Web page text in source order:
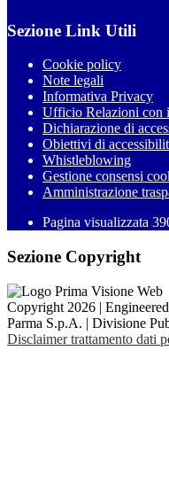
Sezione Link Utili
Cookie policy
Note legali
Informativa Privacy
Ufficio Relazioni con
Dichiarazione di
Obiettivi di
Whistleblowing
Gestione consensi
Amministrazione
Pagina visualizzata
Sezione Copyright
Copyright 2026 |
Parma S.p.A. | Divisione
Disclaimer trattamento dati